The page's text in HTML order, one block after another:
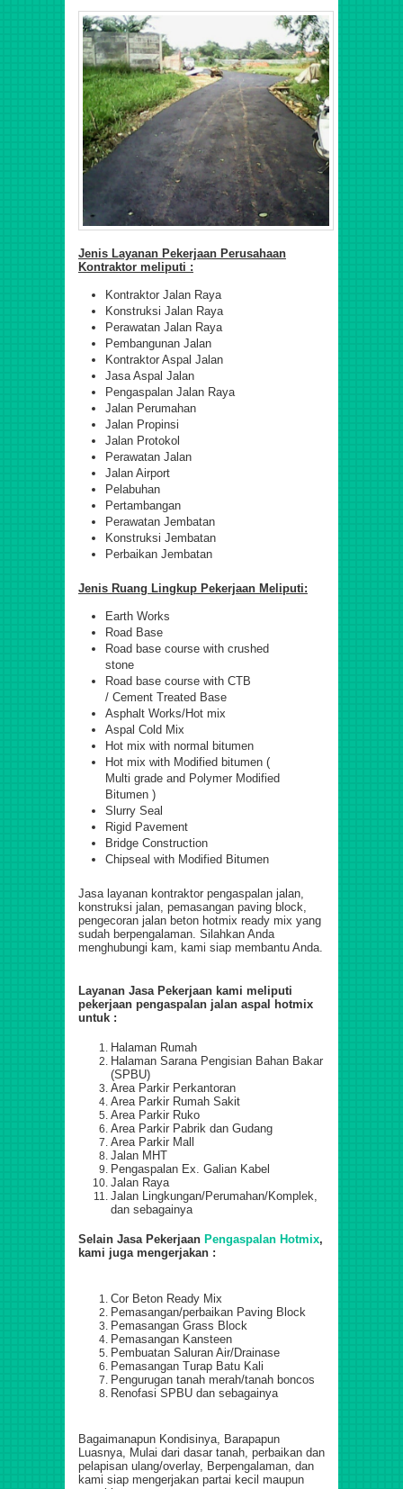
Jenis Layanan Pekerjaan Perusahaan
Kontraktor meliputi :
Kontraktor Jalan Raya
Konstruksi Jalan Raya
Perawatan Jalan Raya
Pembangunan Jalan
Kontraktor Aspal Jalan
Jasa Aspal Jalan
Pengaspalan Jalan Raya
Jalan Perumahan
Jalan Propinsi
Jalan Protokol
Perawatan Jalan
Jalan Airport
Pelabuhan
Pertambangan
Perawatan Jembatan
Konstruksi Jembatan
Perbaikan Jembatan
Jenis Ruang Lingkup Pekerjaan Meliputi:
Earth Works
Road Base
Road base course with crushed
stone
Road base course with CTB
/ Cement Treated Base
Asphalt Works/Hot mix
Aspal Cold Mix
Hot mix with normal bitumen
Hot mix with Modified bitumen (
Multi grade and Polymer Modified
Bitumen )
Slurry Seal
Rigid Pavement
Bridge Construction
Chipseal with Modified Bitumen
Jasa layanan kontraktor pengaspalan jalan,
konstruksi jalan, pemasangan paving block,
pengecoran jalan beton hotmix ready mix yang
sudah berpengalaman. Silahkan Anda
menghubungi kam, kami siap membantu Anda.
Layanan Jasa Pekerjaan kami meliputi
pekerjaan pengaspalan jalan aspal hotmix
untuk :
Halaman Rumah
Halaman Sarana Pengisian Bahan Bakar
(SPBU)
Area Parkir Perkantoran
Area Parkir Rumah Sakit
Area Parkir Ruko
Area Parkir Pabrik dan Gudang
Area Parkir Mall
Jalan MHT
Pengaspalan Ex. Galian Kabel
Jalan Raya
Jalan Lingkungan/Perumahan/Komplek,
dan sebagainya
Selain Jasa Pekerjaan Pengaspalan Hotmix,
kami juga mengerjakan :
Cor Beton Ready Mix
Pemasangan/perbaikan Paving Block
Pemasangan Grass Block
Pemasangan Kansteen
Pembuatan Saluran Air/Drainase
Pemasangan Turap Batu Kali
Pengurugan tanah merah/tanah boncos
Renofasi SPBU dan sebagainya
Bagaimanapun Kondisinya, Barapapun
Luasnya, Mulai dari dasar tanah, perbaikan dan
pelapisan ulang/overlay, Berpengalaman, dan
kami siap mengerjakan partai kecil maupun